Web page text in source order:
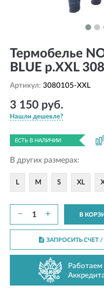
Термобелье
BLUE р.XXL
Артикул: 3080105-XXL
3 150 руб.
Нашли дешевле?
ЕСТЬ В НАЛИЧИИ
В других размерах:
L M S XL
− + В
ЗАПРОСИТЬ СЧЕТ